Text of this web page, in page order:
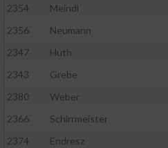
2354
Meindl
2356
Neumann
2347
Huth
2343
Grebe
2380
Weber
2366
Schirrmeister
2374
Endresz